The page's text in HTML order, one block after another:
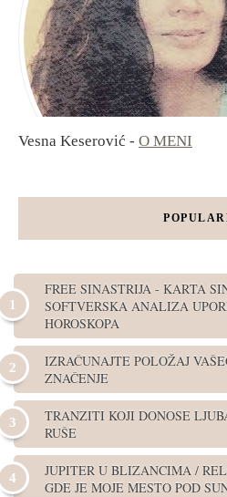
Vesna Keserović - O MENI
FREE SINASTRIJA - KARTA
SOFTVERSKA ANALIZA
HOROSKOPA
IZRAČUNAJTE POLOŽAJ
ZNAČENJE
TRANZITI KOJI DONOSE
RUŠE
JUPITER U BLIZANCIMA /
GDE JE MOJE MESTO POD